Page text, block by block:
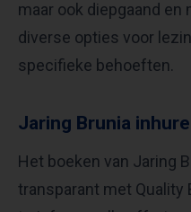
maar ook diepgaand
diverse opties voor
specifieke behoeften.
Jaring Brunia
Het boeken van Jaring
transparant met Quality